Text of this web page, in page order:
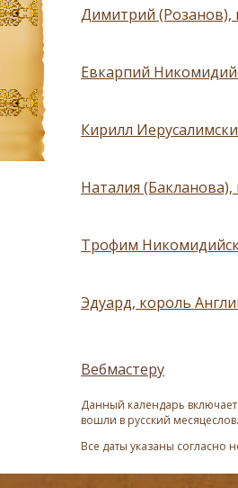
Димитрий (Розанов),
Евкарпий
Кирилл
Наталия
Трофим
Эдуард, король
Вебмастеру
Данный календарь
вошли в русский месяцеслов.
Все даты указаны согласно